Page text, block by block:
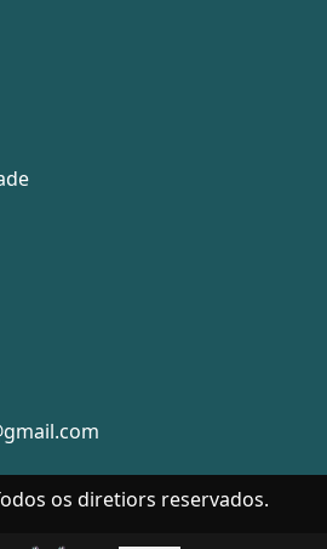
os diretiors reservados.